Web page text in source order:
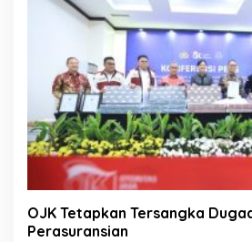
OJK Tetapkan Tersangka
Perasuransian